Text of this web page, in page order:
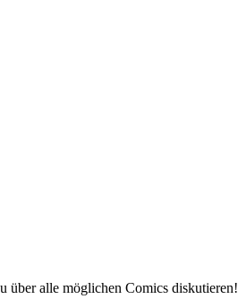
über alle möglichen Comics diskutieren!